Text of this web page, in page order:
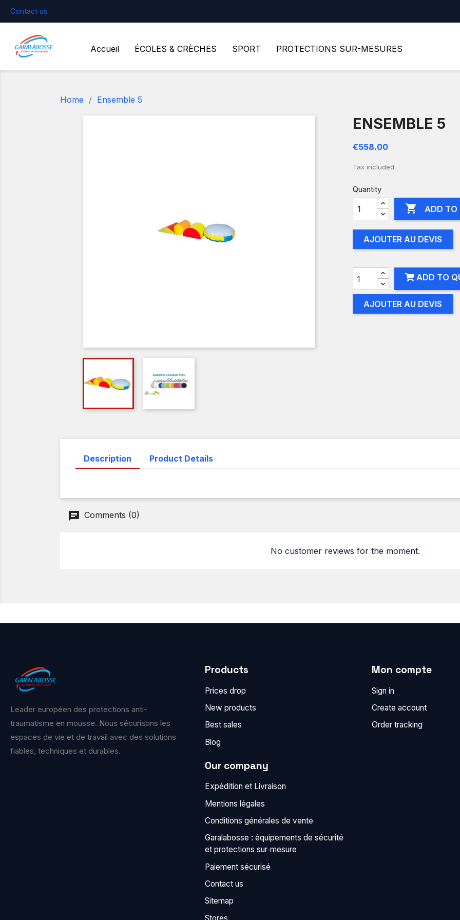
Contact us
Accueil ÉCOLES & CRÈCHES SPORT PROTECTIONS SUR-MESURES
Home Ensemble 5
ENSEMBLE 5
€558.00
Tax included
Quantity
 ADD TO
AJOUTER AU DEVIS
ADD TO
AJOUTER AU DEVIS
Description Product Details
Comments (0)
No customer reviews for the moment.
Leader européen des protections anti-
traumatisme en mousse. Nous sécurisons les
espaces de vie et de travail avec des solutions
fiables, techniques et durables.
Products
Prices drop
New products
Best sales
Blog
Our company
Expédition et Livraison
Mentions légales
Conditions générales de vente
Garalabosse : équipements de sécurité
et protections sur‑mesure
Paiement sécurisé
Contact us
Sitemap
Mon compte
Sign in
Create account
Order tracking